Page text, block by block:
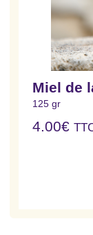
Miel de
125 gr
4.00€